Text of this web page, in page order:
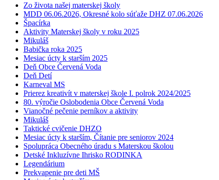
Zo života našej materskej školy
MDD 06.06.2026, Okresné kolo súťaže DHZ 07.06.2026
Špacírka
Aktivity Materskej školy v roku 2025
Mikuláš
Babička roka 2025
Mesiac úcty k starším 2025
Deň Obce Červená Voda
Deň Detí
Karneval MS
Prierez kreativít v materskej škole I. polrok 2024/2025
80. výročie Oslobodenia Obce Červená Voda
Vianočné pečenie perníkov a aktivity
Mikuláš
Taktické cvičenie DHZO
Mesiac úcty k starším, Čítanie pre seniorov 2024
Spolupráca Obecného úradu s Materskou školou
Detské Inkluzívne Ihrisko RODINKA
Legendárium
Prekvapenie pre deti MŠ